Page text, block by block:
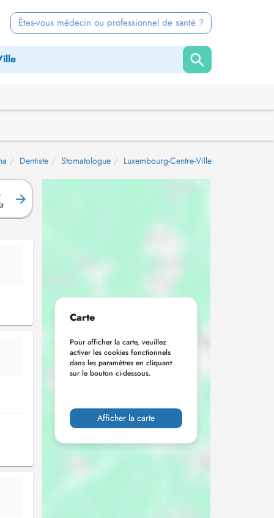
Êtes-vous médecin ou professionnel de santé ?
Dentiste Stomatologue Luxembourg-Centre-Ville
Carte
Pour afficher la carte, veuillez
activer les cookies fonctionnels
dans les paramètres en cliquant
sur le bouton ci-dessous.
Afficher la carte